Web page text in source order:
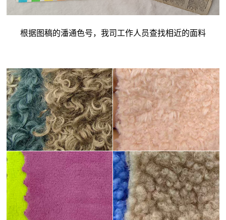
根据图稿的潘通色号，我司工作人员查找相近的面料